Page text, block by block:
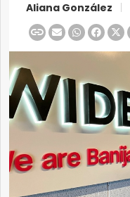
Aliana González